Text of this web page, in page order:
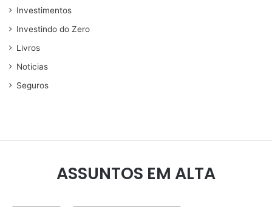
Investimentos
Investindo do Zero
Livros
Noticias
Seguros
ASSUNTOS EM ALTA